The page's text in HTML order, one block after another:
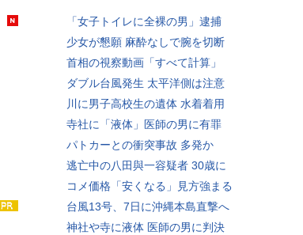
「女子トイレに全裸の男」逮捕
少女が懇願 麻酔なしで腕を切断
首相の視察動画「すべて計算」
ダブル台風発生 太平洋側は注意
川に男子高校生の遺体 水着着用
寺社に「液体」医師の男に有罪
パトカーとの衝突事故 多発か
逃亡中の八田與一容疑者 30歳に
コメ価格「安くなる」見方強まる
台風13号、7日に沖縄本島直撃へ
神社や寺に液体 医師の男に判決